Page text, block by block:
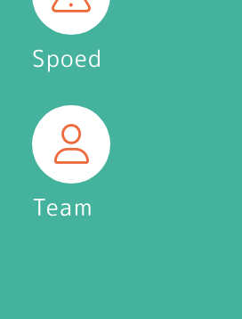
Spoed
Team